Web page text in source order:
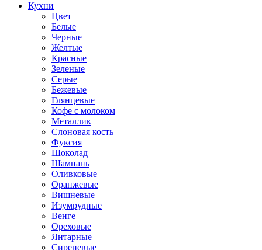
Кухни
Цвет
Белые
Черные
Желтые
Красные
Зеленые
Серые
Бежевые
Глянцевые
Кофе с молоком
Металлик
Слоновая кость
Фуксия
Шоколад
Шампань
Оливковые
Оранжевые
Вишневые
Изумрудные
Венге
Ореховые
Янтарные
Сиреневые